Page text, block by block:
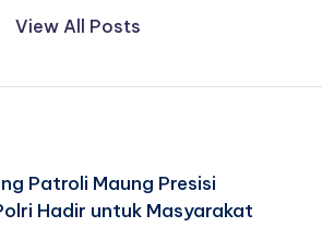
View All Posts
Patroli Maung Presisi
Hadir untuk Masyarakat